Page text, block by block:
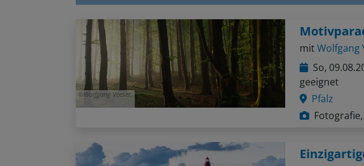
Wolfgang Veeser.
mit Wolfgang
So,
geeignet
Pfalz